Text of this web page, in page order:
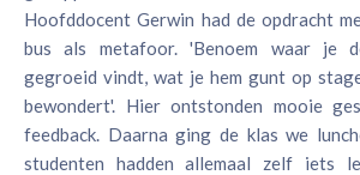
Hoofddocent Gerwin had de opdracht
bus als metafoor. 'Benoem waar je
gegroeid vindt, wat je hem gunt op
bewondert'. Hier ontstonden mooie
feedback. Daarna ging de klas we
studenten hadden allemaal zelf iets